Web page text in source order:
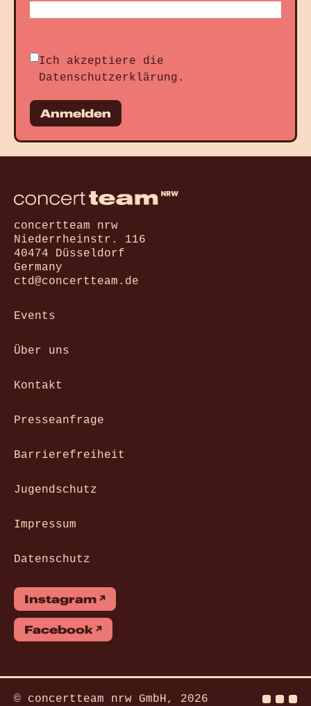
Ich akzeptiere die
Datenschutzerklärung .
Anmelden
concertteam nrw
Niederrheinstr. 116
40474 Düsseldorf
Germany
ctd@concertteam.de
Events
Über uns
Kontakt
Presseanfrage
Barrierefreiheit
Jugendschutz
Impressum
Datenschutz
Instagram
Facebook
© concertteam nrw GmbH, 2026